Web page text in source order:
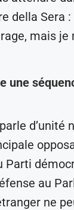
della Sera
mais je
une
d’unité
Parti
au
ne